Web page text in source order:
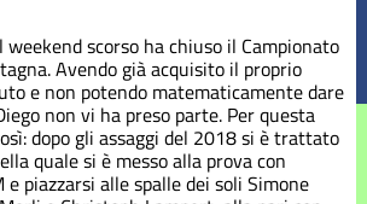
weekend scorso ha chiuso il Campionato
Avendo già acquisito il proprio
e non potendo matematicamente dare
non vi ha preso parte. Per questa
dopo gli assaggi del 2018 si è trattato
quale si è messo alla prova con
piazzarsi alle spalle dei soli Simone